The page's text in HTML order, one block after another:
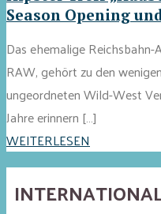
Season Opening
Das ehemalige
RAW, gehört zu den
ungeordneten Wild-West
Jahre erinnern […]
WEITERLESEN